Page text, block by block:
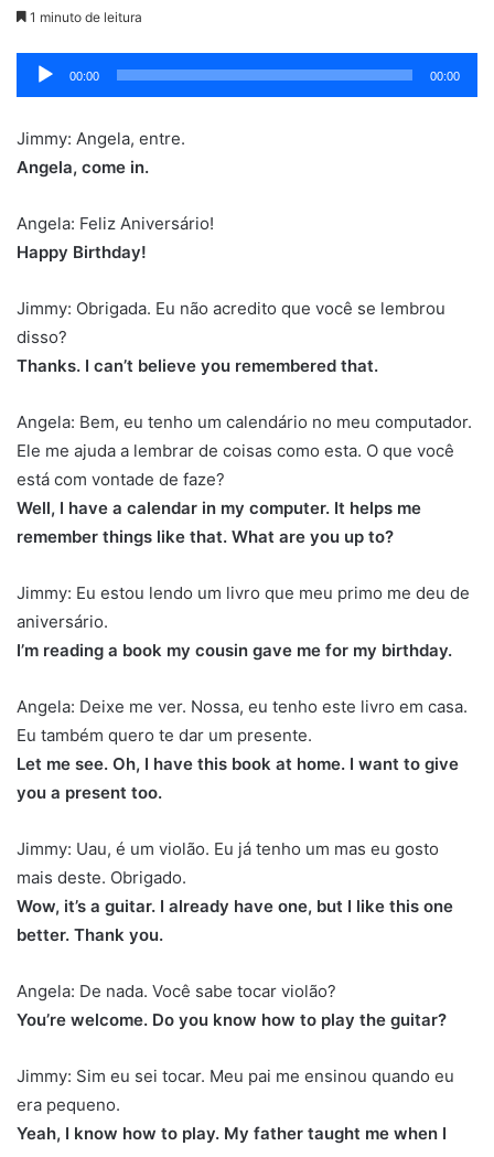
1 minuto de leitura
Tocador
de
00:00 00:00
Jimmy: Angela, entre.
Angela, come in.
Angela: Feliz Aniversário!
Happy Birthday!
Jimmy: Obrigada. Eu não acredito que você se lembrou
disso?
Thanks. I can’t believe you remembered that.
Angela: Bem, eu tenho um calendário no meu computador.
Ele me ajuda a lembrar de coisas como esta. O que você
está com vontade de faze?
Well, I have a calendar in my computer. It helps me
remember things like that. What are you up to?
Jimmy: Eu estou lendo um livro que meu primo me deu de
aniversário.
I’m reading a book my cousin gave me for my birthday.
Angela: Deixe me ver. Nossa, eu tenho este livro em casa.
Eu também quero te dar um presente.
Let me see. Oh, I have this book at home. I want to give
you a present too.
Jimmy: Uau, é um violão. Eu já tenho um mas eu gosto
mais deste. Obrigado.
Wow, it’s a guitar. I already have one, but I like this one
better. Thank you.
Angela: De nada. Você sabe tocar violão?
You’re welcome. Do you know how to play the guitar?
Jimmy: Sim eu sei tocar. Meu pai me ensinou quando eu
era pequeno.
Yeah, I know how to play. My father taught me when I